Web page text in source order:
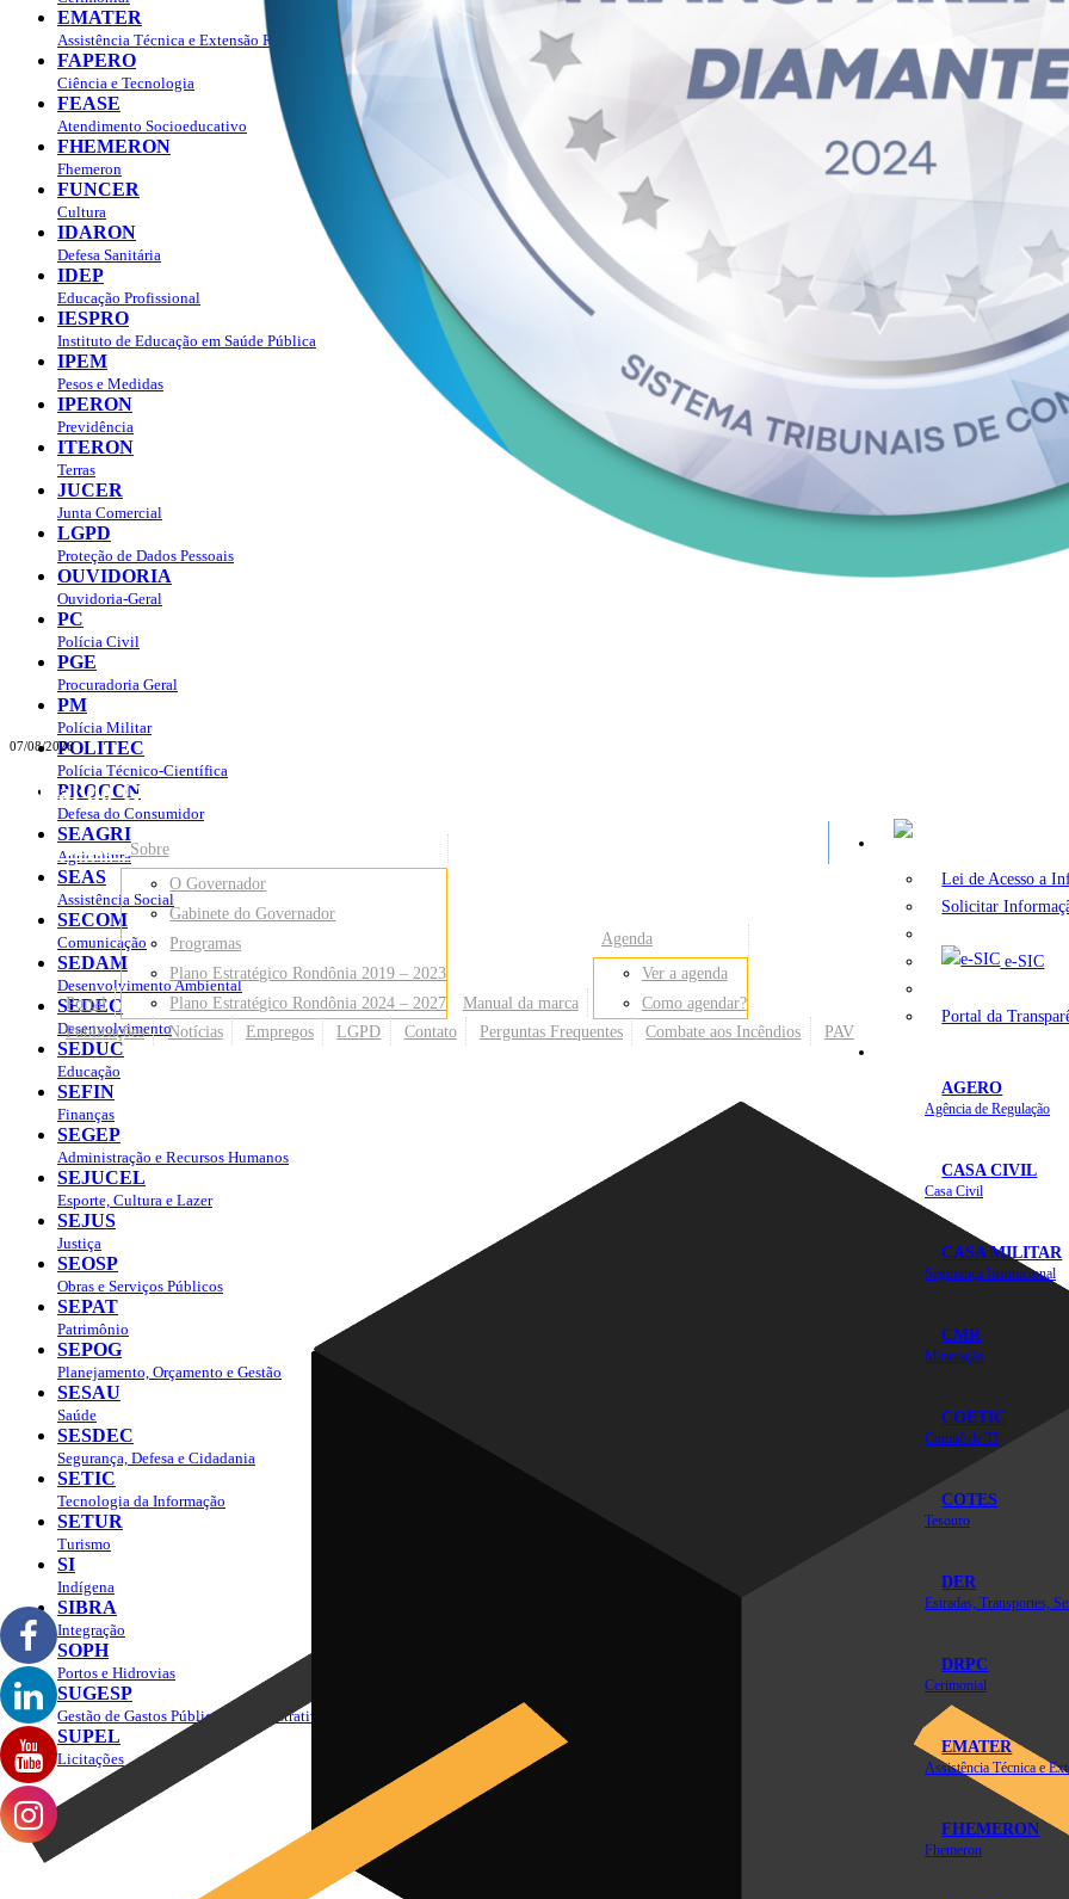
07/08/2026
Portal do Governo do
Governode Rondônia
Lei de Acesso a
Solicitar
e-SIC
Portal da
AGERO
Agência de Regulação
CASA CIVIL
Casa Civil
CASA MILITAR
Segurança Institucional
CMR
Mineração
COETIC
Comitê de TI
COTES
Tesouro
DER
DRPC
Cerimonial
EMATER
FHEMERON
Fhemeron
Portal
Sobre
O Governador
Gabinete do Governador
Programas
Plano Estratégico Rondônia 2019 – 2023
Plano Estratégico Rondônia 2024 – 2027
Manual da marca
Agenda
Ver a agenda
Como agendar?
Publicações
Notícias Empregos LGPD Contato Perguntas Frequentes Combate aos Incêndios PAV
EMATER
Assistência Técnica e Extensão Rural
FAPERO
Ciência e Tecnologia
FEASE
Atendimento Socioeducativo
FHEMERON
Fhemeron
FUNCER
Cultura
IDARON
Defesa Sanitária
IDEP
Educação Profissional
IESPRO
Instituto de Educação em Saúde Pública
IPEM
Pesos e Medidas
IPERON
Previdência
ITERON
Terras
JUCER
Junta Comercial
LGPD
Proteção de Dados Pessoais
OUVIDORIA
Ouvidoria-Geral
PC
Polícia Civil
PGE
Procuradoria Geral
PM
Polícia Militar
POLITEC
Polícia Técnico-Científica
PROCON
Defesa do Consumidor
SEAGRI
Agricultura
SEAS
Assistência Social
SECOM
Comunicação
SEDAM
Desenvolvimento Ambiental
SEDEC
Desenvolvimento
SEDUC
Educação
SEFIN
Finanças
SEGEP
Administração e Recursos Humanos
SEJUCEL
Esporte, Cultura e Lazer
SEJUS
Justiça
SEOSP
Obras e Serviços Públicos
SEPAT
Patrimônio
SEPOG
Planejamento, Orçamento e Gestão
SESAU
Saúde
SESDEC
Segurança, Defesa e Cidadania
SETIC
Tecnologia da Informação
SETUR
Turismo
SI
Indígena
SIBRA
Integração
SOPH
Portos e Hidrovias
SUGESP
Gestão de Gastos Públicos Administrativos
SUPEL
Licitações